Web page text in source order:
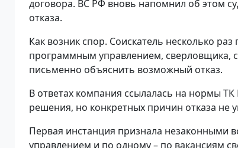
договора. ВС РФ вновь напомнил об этом
отказа.
Как возник спор. Соискатель несколько
программным управлением, сверловщика,
письменно объяснить возможный отказ.
В ответах компания ссылалась на нормы
решения, но конкретных причин отказа не
Первая инстанция признала незаконными
управлением и по одному – по вакансиям